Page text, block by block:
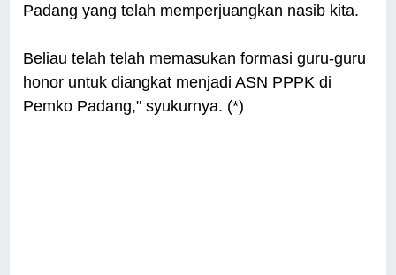
Padang yang telah memperjuangkan nasib kita.
Beliau telah telah memasukan formasi guru-guru
honor untuk diangkat menjadi ASN PPPK di
Pemko Padang," syukurnya. (*)